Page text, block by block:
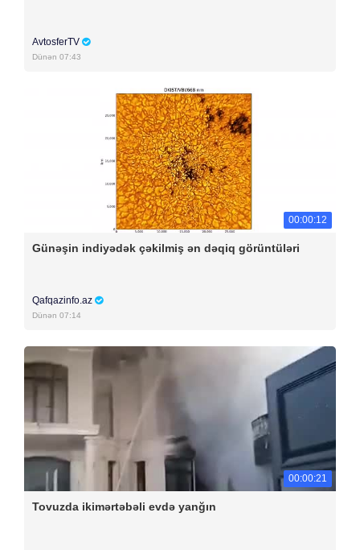
AvtosferTV
Dünən 07:43
00:00:12
Günəşin indiyədək çəkilmiş ən dəqiq görüntüləri
Qafqazinfo.az
Dünən 07:14
00:00:21
Tovuzda ikimərtəbəli evdə yanğın